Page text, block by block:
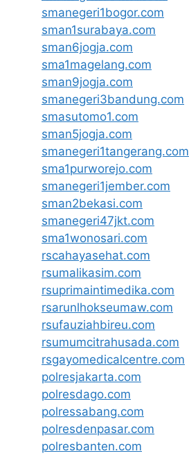
smanegeri1bogor.com
sman1surabaya.com
sman6jogja.com
sma1magelang.com
sman9jogja.com
smanegeri3bandung.com
smasutomo1.com
sman5jogja.com
smanegeri1tangerang.com
sma1purworejo.com
smanegeri1jember.com
sman2bekasi.com
smanegeri47jkt.com
sma1wonosari.com
rscahayasehat.com
rsumalikasim.com
rsuprimaintimedika.com
rsarunlhokseumaw.com
rsufauziahbireu.com
rsumumcitrahusada.com
rsgayomedicalcentre.com
polresjakarta.com
polresdago.com
polressabang.com
polresdenpasar.com
polresbanten.com